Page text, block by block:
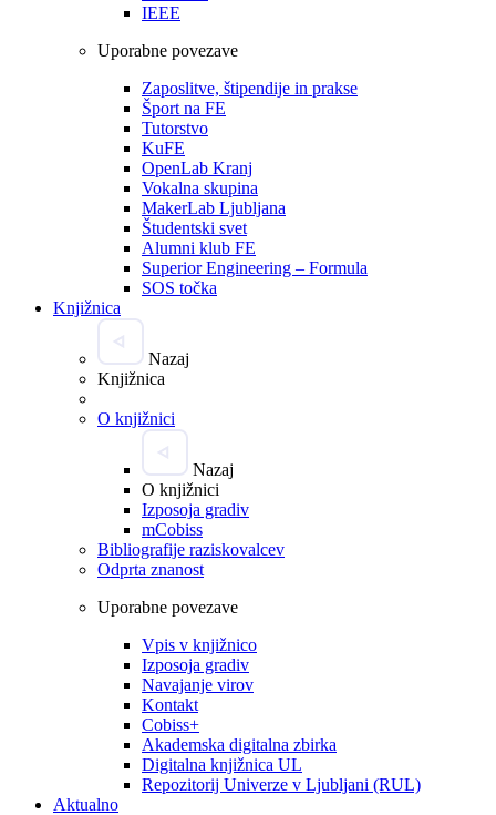
IEEE
Uporabne povezave
Zaposlitve, štipendije in prakse
Šport na FE
Tutorstvo
KuFE
OpenLab Kranj
Vokalna skupina
MakerLab Ljubljana
Študentski svet
Alumni klub FE
Superior Engineering – Formula
SOS točka
Knjižnica
Nazaj
Knjižnica
O knjižnici
Nazaj
O knjižnici
Izposoja gradiv
mCobiss
Bibliografije raziskovalcev
Odprta znanost
Uporabne povezave
Vpis v knjižnico
Izposoja gradiv
Navajanje virov
Kontakt
Cobiss+
Akademska digitalna zbirka
Digitalna knjižnica UL
Repozitorij Univerze v Ljubljani (RUL)
Aktualno